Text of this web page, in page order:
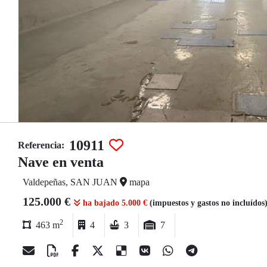
Referencia:
10911
Nave en venta
Valdepeñas, SAN JUAN mapa
125.000 € ha bajado 5.000 € (impuestos y gastos no
463 m2 4 3 7